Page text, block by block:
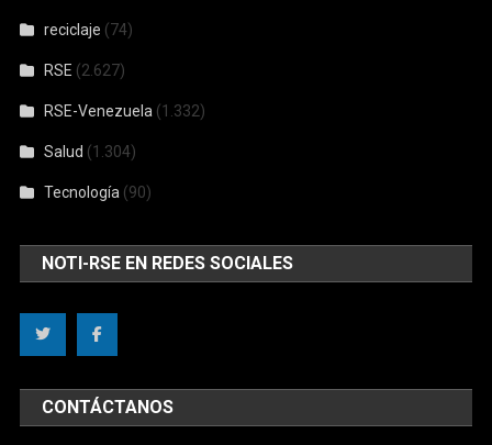
reciclaje (74)
RSE (2.627)
RSE-Venezuela (1.332)
Salud (1.304)
Tecnología (90)
NOTI-RSE EN REDES SOCIALES
CONTÁCTANOS